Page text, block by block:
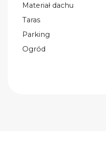
Materiał dachu
Taras
Parking
Ogród